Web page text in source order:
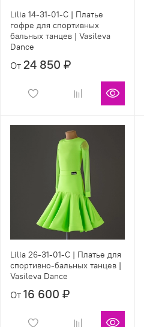
Lilia 14-31-01-С | Платье
гофре для спортивных
бальных танцев | Vasileva
Dance
От 24 850 ₽
Lilia 26-31-01-С | Платье для
спортивно-бальных танцев |
Vasileva Dance
От 16 600 ₽